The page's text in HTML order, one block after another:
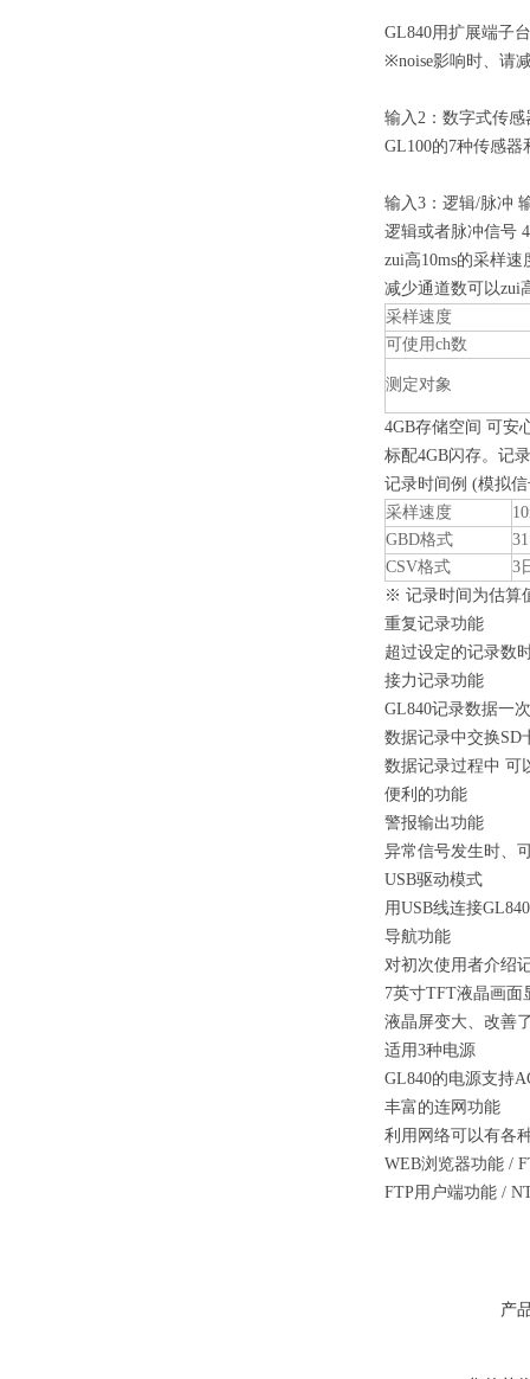
GL840用扩展端子
※noise影响时、请
输入2：数字式传感
GL100的7种传感器
输入3：逻辑/脉冲
逻辑或者脉冲信号
zui高10ms的采样速
减少通道数可以zui
采样速度
可使用ch数
测定对象
4GB存储空间 可安
标配4GB闪存。记
记录时间例 (模拟
采样速度
GBD格式 31
CSV格式 3
※ 记录时间为估算
重复记录功能
超过设定的记录数
接力记录功能
GL840记录数据一
数据记录中交换SD
数据记录过程中 可
便利的功能
警报输出功能
异常信号发生时、
USB驱动模式
用USB线连接
导航功能
对初次使用者介绍
7英寸TFT液晶画面
液晶屏变大、改善
适用3种电源
GL840的电源支持
丰富的连网功能
利用网络可以有各
WEB浏览器功能 /
FTP用户端功能 /
产